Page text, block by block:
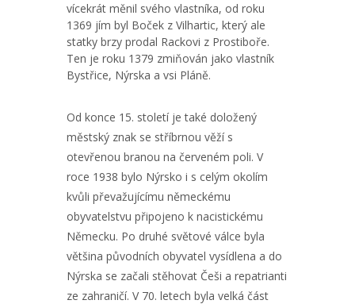
vícekrát měnil svého vlastníka, od roku
1369 jím byl Boček z Vilhartic, který ale
statky brzy prodal Rackovi z Prostiboře.
Ten je roku 1379 zmiňován jako vlastník
Bystřice, Nýrska a vsi Pláně.
Od konce 15. století je také doložený
městský znak se stříbrnou věží s
otevřenou branou na červeném poli. V
roce 1938 bylo Nýrsko i s celým okolím
kvůli převažujícímu německému
obyvatelstvu připojeno k nacistickému
Německu. Po druhé světové válce byla
většina původních obyvatel vysídlena a do
Nýrska se začali stěhovat Češi a repatrianti
ze zahraničí. V 70. letech byla velká část